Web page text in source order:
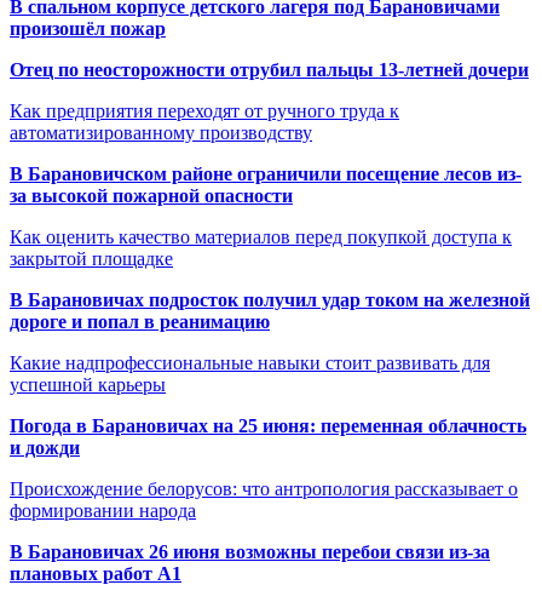
В спальном корпусе детского лагеря под Барановичами
произошёл пожар
Отец по неосторожности отрубил пальцы 13-летней дочери
Как предприятия переходят от ручного труда к
автоматизированному производству
В Барановичском районе ограничили посещение лесов из-
за высокой пожарной опасности
Как оценить качество материалов перед покупкой доступа к
закрытой площадке
В Барановичах подросток получил удар током на железной
дороге и попал в реанимацию
Какие надпрофессиональные навыки стоит развивать для
успешной карьеры
Погода в Барановичах на 25 июня: переменная облачность
и дожди
Происхождение белорусов: что антропология рассказывает о
формировании народа
В Барановичах 26 июня возможны перебои связи из-за
плановых работ A1